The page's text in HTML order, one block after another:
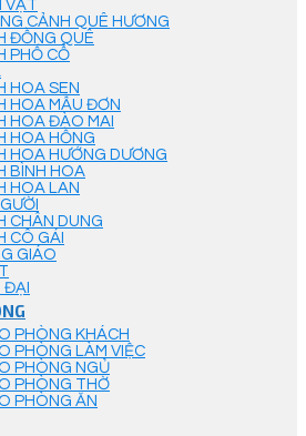
VẬT
CẢNH QUÊ HƯƠNG
ĐỒNG QUÊ
PHỐ CỔ
HOA SEN
HOA MẪU ĐƠN
HOA ĐÀO MAI
HOA HỒNG
HOA HƯỚNG DƯƠNG
BÌNH HOA
HOA LAN
CHÂN DUNG
CÔ GÁI
GIÁO
ĐẠI
PHÒNG KHÁCH
PHÒNG LÀM VIỆC
PHÒNG NGỦ
PHÒNG THỜ
PHÒNG ĂN